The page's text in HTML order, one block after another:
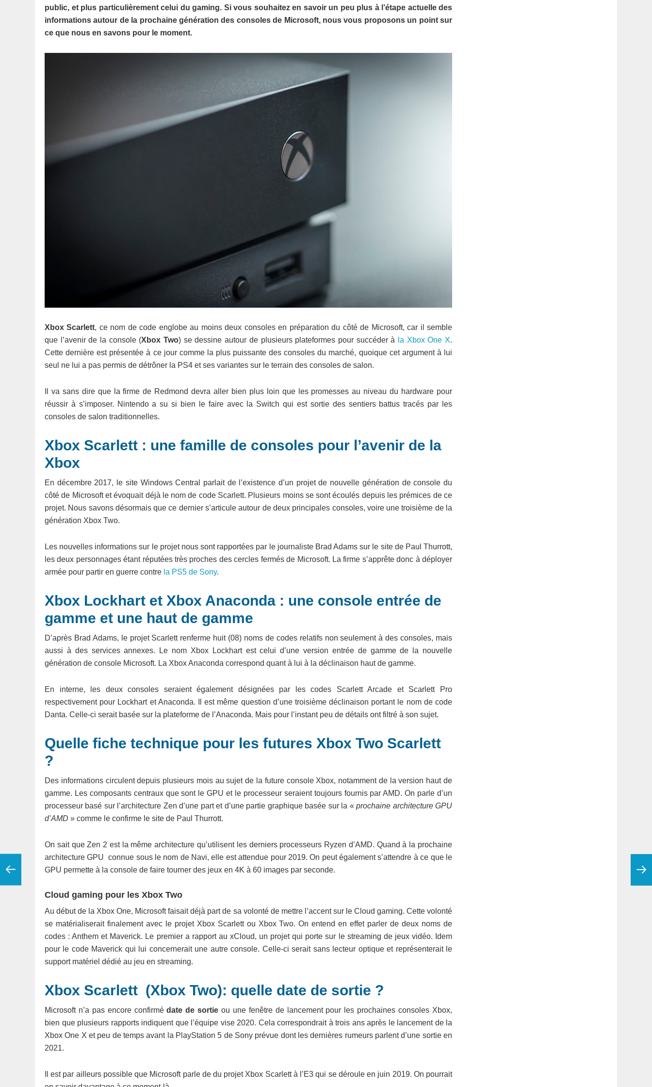
public, et plus particulièrement celui du gaming. Si vous souhaitez en savoir un peu plus à l’étape actuelle des
informations autour de la prochaine génération des consoles de Microsoft, nous vous proposons un point sur
ce que nous en savons pour le moment.
Xbox Scarlett, ce nom de code englobe au moins deux consoles en préparation du côté de Microsoft, car il semble
que l’avenir de la console (Xbox Two) se dessine autour de plusieurs plateformes pour succéder à la Xbox One X.
Cette dernière est présentée à ce jour comme la plus puissante des consoles du marché, quoique cet argument à lui
seul ne lui a pas permis de détrôner la PS4 et ses variantes sur le terrain des consoles de salon.
Il va sans dire que la firme de Redmond devra aller bien plus loin que les promesses au niveau du hardware pour
réussir à s’imposer. Nintendo a su si bien le faire avec la Switch qui est sortie des sentiers battus tracés par les
consoles de salon traditionnelles.
Xbox Scarlett : une famille de consoles pour l’avenir de la
Xbox
En décembre 2017, le site Windows Central parlait de l’existence d’un projet de nouvelle génération de console du
côté de Microsoft et évoquait déjà le nom de code Scarlett. Plusieurs moins se sont écoulés depuis les prémices de ce
projet. Nous savons désormais que ce dernier s’articule autour de deux principales consoles, voire une troisième de la
génération Xbox Two.
Les nouvelles informations sur le projet nous sont rapportées par le journaliste Brad Adams sur le site de Paul Thurrott,
les deux personnages étant réputées très proches des cercles fermés de Microsoft. La firme s’apprête donc à déployer
armée pour partir en guerre contre la PS5 de Sony.
Xbox Lockhart et Xbox Anaconda : une console entrée de
gamme et une haut de gamme
D’après Brad Adams, le projet Scarlett renferme huit (08) noms de codes relatifs non seulement à des consoles, mais
aussi à des services annexes. Le nom Xbox Lockhart est celui d’une version entrée de gamme de la nouvelle
génération de console Microsoft. La Xbox Anaconda correspond quant à lui à la déclinaison haut de gamme.
En interne, les deux consoles seraient également désignées par les codes Scarlett Arcade et Scarlett Pro
respectivement pour Lockhart et Anaconda. Il est même question d’une troisième déclinaison portant le nom de code
Danta. Celle-ci serait basée sur la plateforme de l’Anaconda. Mais pour l’instant peu de détails ont filtré à son sujet.
Quelle fiche technique pour les futures Xbox Two Scarlett
?
Des informations circulent depuis plusieurs mois au sujet de la future console Xbox, notamment de la version haut de
gamme. Les composants centraux que sont le GPU et le processeur seraient toujours fournis par AMD. On parle d’un
processeur basé sur l’architecture Zen d’une part et d’une partie graphique basée sur la «prochaine architecture GPU
d’AMD » comme le confirme le site de Paul Thurrott.
On sait que Zen 2 est la même architecture qu’utilisent les derniers processeurs Ryzen d’AMD. Quand à la prochaine
architecture GPU connue sous le nom de Navi, elle est attendue pour 2019. On peut également s’attendre à ce que le
GPU permette à la console de faire tourner des jeux en 4K à 60 images par seconde.
Cloud gaming pour les Xbox Two
Au début de la Xbox One, Microsoft faisait déjà part de sa volonté de mettre l’accent sur le Cloud gaming. Cette volonté
se matérialiserait finalement avec le projet Xbox Scarlett ou Xbox Two. On entend en effet parler de deux noms de
codes : Anthem et Maverick. Le premier a rapport au xCloud, un projet qui porte sur le streaming de jeux vidéo. Idem
pour le code Maverick qui lui concernerait une autre console. Celle-ci serait sans lecteur optique et représenterait le
support matériel dédié au jeu en streaming.
Xbox Scarlett (Xbox Two): quelle date de sortie ?
Microsoft n’a pas encore confirmédate de sortie ou une fenêtre de lancement pour les prochaines consoles Xbox,
bien que plusieurs rapports indiquent que l’équipe vise 2020. Cela correspondrait à trois ans après le lancement de la
Xbox One X et peu de temps avant la PlayStation 5 de Sony prévue dont les dernières rumeurs parlent d’une sortie en
2021.
Il est par ailleurs possible que Microsoft parle de du projet Xbox Scarlett à l’E3 qui se déroule en juin 2019. On pourrait